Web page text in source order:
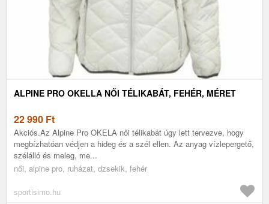
ALPINE PRO OKELLA NŐI TÉLIKABÁT, FEHÉR, MÉRET
22 990 Ft
Akciós.Az Alpine Pro OKELA női télikabát úgy lett tervezve, hogy
megbízhatóan védjen a hideg és a szél ellen. Az anyag vízlepergető,
szélálló és meleg, me...
női, alpine pro, ruházat, dzsekik, fehér
sportisimo.hu